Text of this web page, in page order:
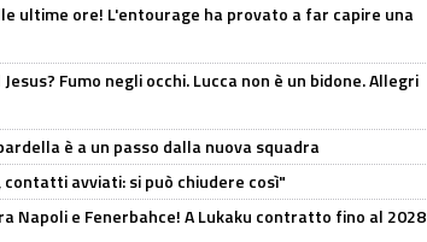
ultime ore! L'entourage ha provato a far capire una
Fumo negli occhi. Lucca non è un bidone. Allegri
è a un passo dalla nuova squadra
avviati: si può chiudere così"
Napoli e Fenerbahce! A Lukaku contratto fino al 2028